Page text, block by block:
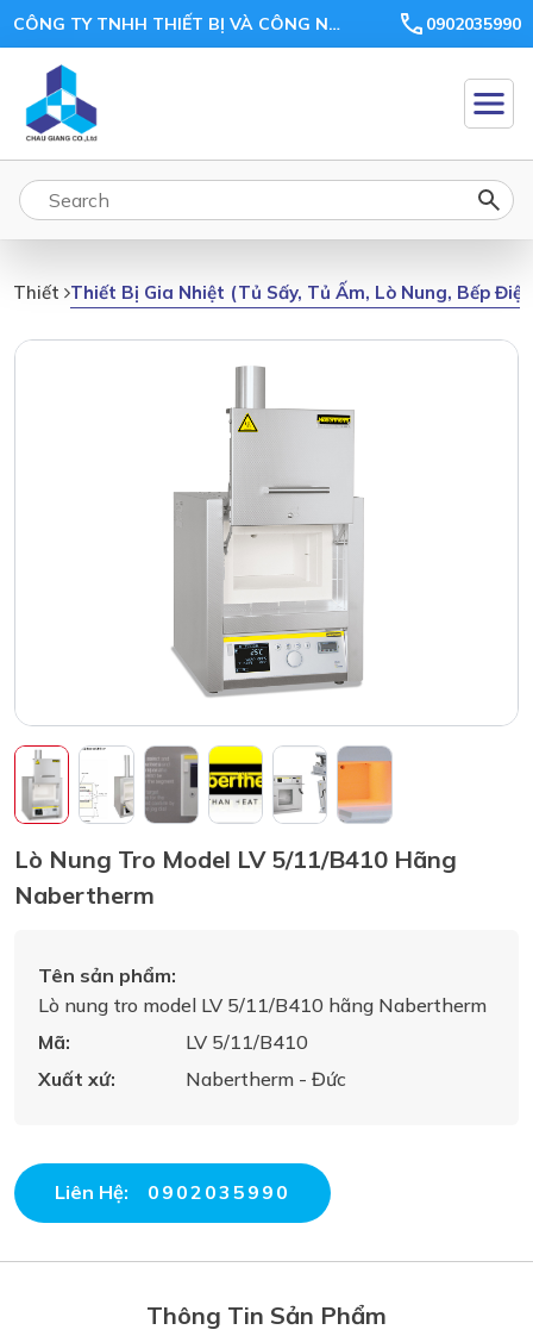
CÔNG TY TNHH THIẾT BỊ VÀ CÔNG NGHỆ CHÂU GIANG 0902035990
Thiết BịThiết Bị Gia Nhiệt (tủ Sấy, Tủ Ấm, Lò Nung, Bếp
Lò Nung Tro Model LV 5/11/B410 Hãng
Nabertherm
Tên sản phẩm:
Lò nung tro model LV 5/11/B410 hãng Nabertherm
Mã:
LV 5/11/B410
Xuất xứ:
Nabertherm - Đức
Liên Hệ: 0902035990
Thông Tin Sản Phẩm